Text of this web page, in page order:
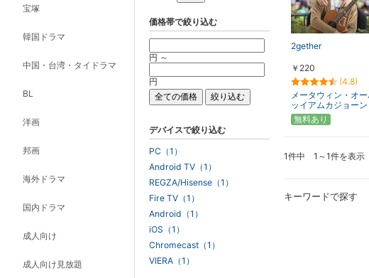
宝塚
韓国ドラマ
中国・台湾・タイドラマ
BL
洋画
邦画
海外ドラマ
国内ドラマ
成人向け
成人向け見放題
2gether
￥220
(4.8)
メータウィン・オ
ッイアムカジョーン
無料あり
1件中 1～1件を表示
キーワードで探す
価格帯で絞り込む
円 ～
円
デバイスで絞り込む
PC（1）
Android TV（1）
REGZA/Hisense（1）
Fire TV（1）
Android（1）
iOS（1）
Chromecast（1）
VIERA（1）